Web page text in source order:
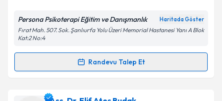
Kişisel verilerimin işlenmesine ilişkin
'ni okudum ve kişisel verilerimin belirtilen
Persona Psikoterapi Eğitim ve Danışmanlık Haritada Göster
Fırat Mah. 507. Sok. Şanlıurfa Yolu Üzeri Memorial Hastanesi Yanı A Blok
Kat:2 No:4
Randevu Talep Et
Randevu Takvimi Talebi